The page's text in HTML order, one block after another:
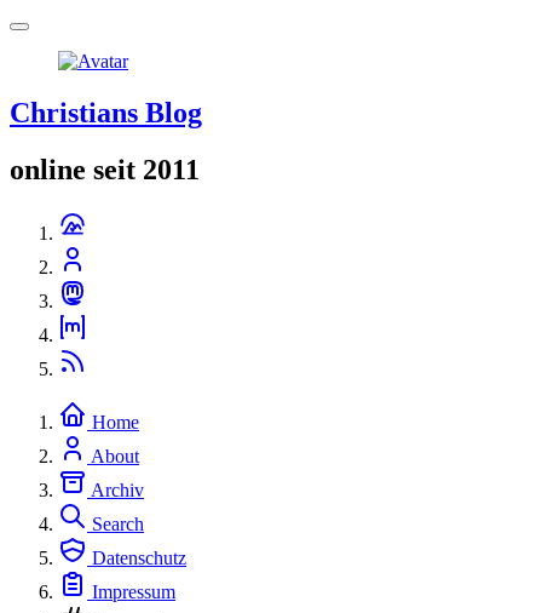
Christians Blog
online seit 2011
Home
About
Archiv
Search
Datenschutz
Impressum